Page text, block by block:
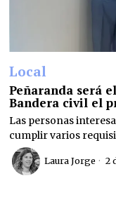
Local
Peñaranda será
Bandera civil el
Las personas
cumplir varios
Laura Jorge 2